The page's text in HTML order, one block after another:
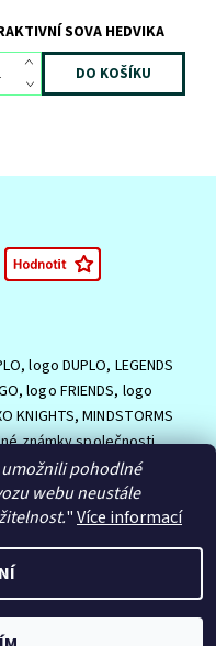
SOVA HEDVIKA
logo DUPLO, LEGENDS
logo FRIENDS, logo
KNIGHTS, MINDSTORMS
známky společnosti
právem LEGO
Group.
umožnili pohodlné
webu neustále
"Více informací